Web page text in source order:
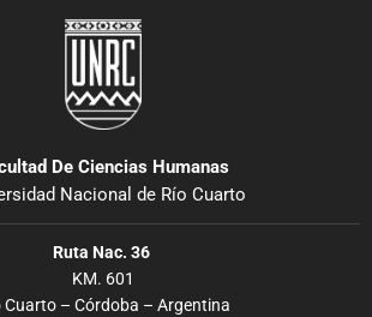
De Ciencias Humanas
Nacional de Río Cuarto
Ruta Nac. 36
KM. 601
Cuarto – Córdoba – Argentina